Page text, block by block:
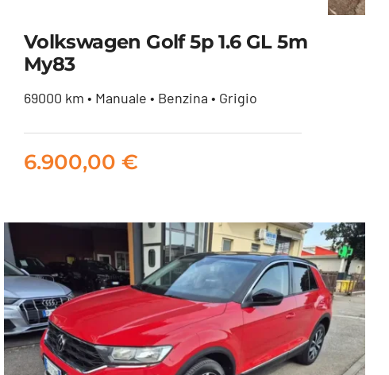
5m my83
Volkswagen Golf 5p 1.6 GL 5m
My83
69000 km • Manuale • Benzina • Grigio
6.900,00 €